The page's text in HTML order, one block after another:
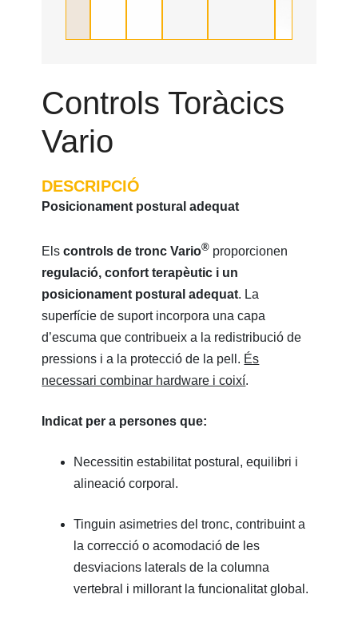
Controls Toràcics
Vario
DESCRIPCIÓ
Posicionament postural adequat
Elscontrols de tronc Vario® proporcionen
regulació, confort terapèutic i un
posicionament postural adequat. La
superfície de suport incorpora una capa
d’escuma que contribueix a la redistribució de
pressions i a la protecció de la pell. És
necessari combinar hardware i coixí.
Indicat per a persones que:
Necessitin estabilitat postural, equilibri i
alineació corporal.
Tinguin asimetries del tronc, contribuint a
la correcció o acomodació de les
desviacions laterals de la columna
vertebral i millorant la funcionalitat global.